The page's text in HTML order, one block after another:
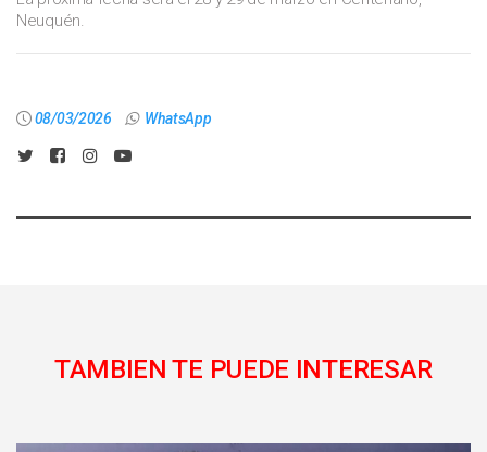
Neuquén.
08/03/2026 WhatsApp
TAMBIEN TE PUEDE INTERESAR